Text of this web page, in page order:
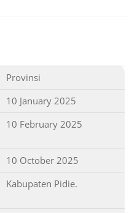
Provinsi
10 January 2025
10 February 2025
10 October 2025
Kabupaten Pidie.